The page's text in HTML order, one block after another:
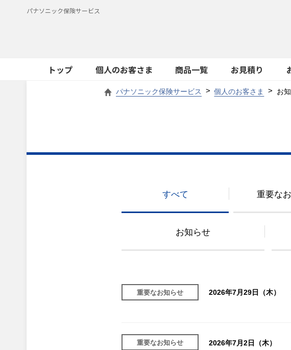
パナソニック保険サービス
トップ 個人のお客さま 商品一覧 お見積り
パナソニック保険サービス 個人のお客さま お
すべて 重要な
お知らせ
重要なお知らせ 2026年7月29日（木）
重要なお知らせ 2026年7月2日（木）